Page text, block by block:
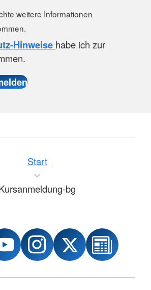
weitere Informationen
Hinweise habe ich zur
Start
bg